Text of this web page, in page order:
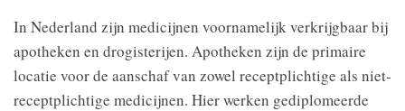
In Nederland zijn medicijnen voornamelijk verkrijgbaar bij
apotheken en drogisterijen. Apotheken zijn de primaire
locatie voor de aanschaf van zowel receptplichtige als niet-
receptplichtige medicijnen. Hier werken gediplomeerde